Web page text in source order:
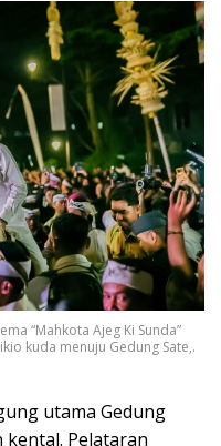
“Mahkota Ajeg Ki Sunda”
kuda menuju Gedung Sate,.
utama Gedung
kental. Pelataran